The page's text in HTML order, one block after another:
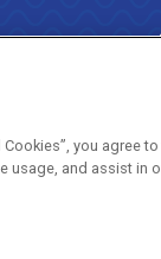
Cookies”, you agree
usage, and assist in